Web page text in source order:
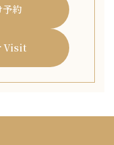
予約
Visit